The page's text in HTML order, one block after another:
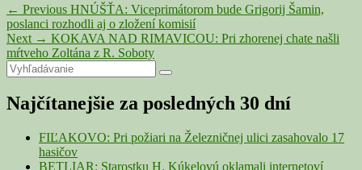
Navigácia
v
článku
← Previous Previous
post:
HNÚŠŤA: Viceprimátorom bude Grigorij Šamin,
poslanci rozhodli aj o zložení komisií
Next → Next
post:
KOKAVA NAD RIMAVICOU: Pri zhorenej chate našli
mŕtveho Zoltána z R. Soboty
Primary
Sidebar
Widget
Area
Search
for:
Search
Najčítanejšie za posledných 30 dní
FIĽAKOVO: Pri požiari na Železničnej ulici zasahovalo 17
hasičov
BETLIAR: Starostku H. Kúkelovú oklamali internetoví